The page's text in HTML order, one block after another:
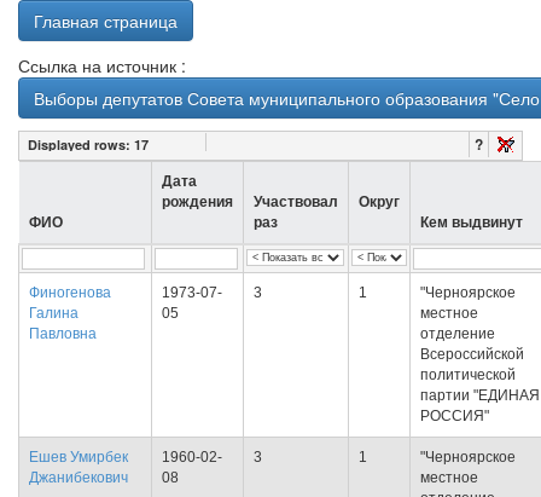
Главная страница
Ссылка на источник :
Выборы депутатов Совета муниципального образования
Displayed rows: 17 ?
ФИО
Дата
рождения
Участвовал
раз
Округ
Кем выдвинут
Финогенова
Галина
Павловна
1973-07-
05
3 1
"Черноярское
местное
отделение
Всероссийской
политической
партии "ЕДИНАЯ
РОССИЯ"
Ешев Умирбек
Джанибекович
1960-02-
08
3 1
"Черноярское
местное